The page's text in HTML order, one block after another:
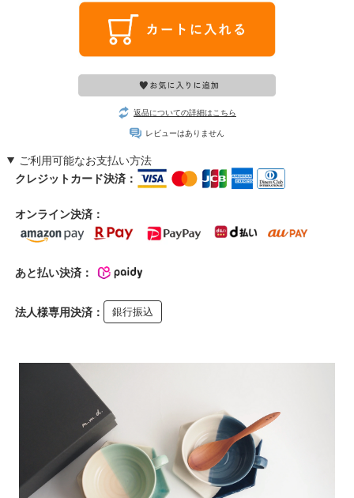
返品についての詳細はこちら
レビューはありません
ご利用可能なお支払い方法
クレジットカード決済：
オンライン決済：
あと払い決済：
法人様専用決済： 銀行振込